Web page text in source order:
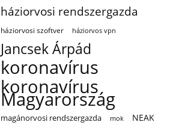
háziorvosi rendszergazda
háziorvosi szoftver háziorvos vpn
Jancsek Árpád
koronavírus
koronavírus
Magyarország
magánorvosi rendszergazda mok NEAK